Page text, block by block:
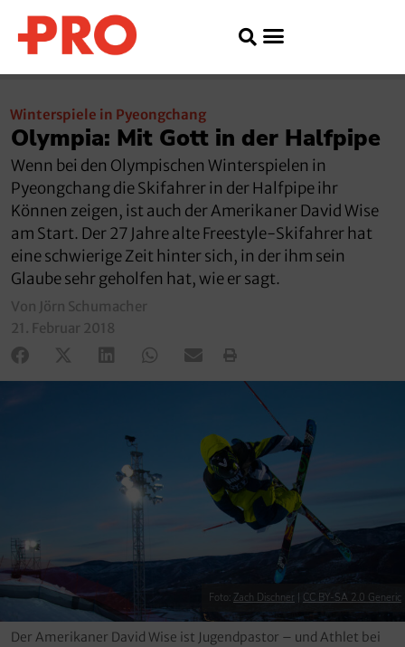
Winterspiele in Pyeongchang
Olympia: Mit Gott in der Halfpipe
Wenn bei den Olympischen Winterspielen in
Pyeongchang die Skifahrer in der Halfpipe ihr
Können zeigen, ist auch der Amerikaner David Wise
am Start. Der 27 Jahre alte Freestyle-Skifahrer hat
eine schwierige Zeit hinter sich, in der ihm sein
Glaube sehr geholfen hat, wie er sagt.
Von Jörn Schumacher
21. Februar 2018
Foto: Zach Dischner CC BY-SA 2.0 Generic
Der Amerikaner David Wise ist Jugendpastor – und Athlet bei